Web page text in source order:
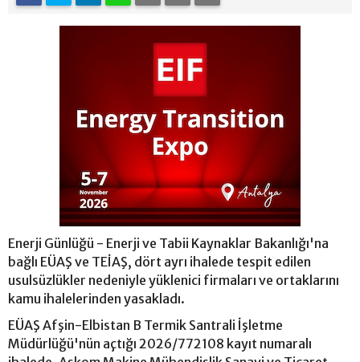
Enerji Günlüğü - Enerji ve Tabii Kaynaklar Bakanlığı'na
bağlı EÜAŞ ve TEİAŞ, dört ayrı ihalede tespit edilen
usulsüzlükler nedeniyle yüklenici firmaları ve ortaklarını
kamu ihalelerinden yasakladı.
EÜAŞ Afşin-Elbistan B Termik Santrali İşletme
Müdürlüğü'nün açtığı 2026/772108 kayıt numaralı